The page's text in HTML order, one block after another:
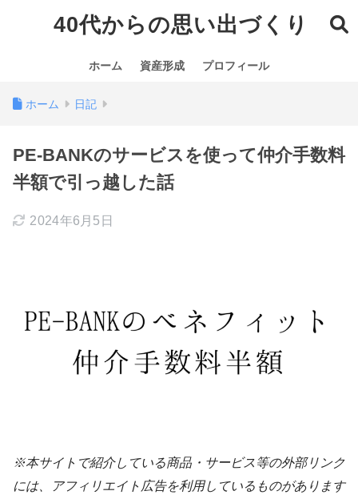
40代からの思い出づくり
ホーム 資産形成 プロフィール
ホーム 日記
PE-BANKのサービスを使って仲介手数料
半額で引っ越した話
2024年6月5日
※本サイトで紹介している商品・サービス等の外部リンク
には、アフィリエイト広告を利用しているものがあります